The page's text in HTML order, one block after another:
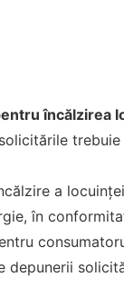
încălzirea
a
în
depunerii